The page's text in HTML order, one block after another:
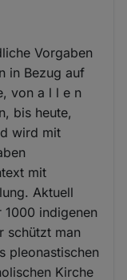
Vorgaben
in Bezug auf
von a l l e n
bis heute,
wird mit
mit
Aktuell
1000 indigenen
schützt man
pleonastischen
Kirche